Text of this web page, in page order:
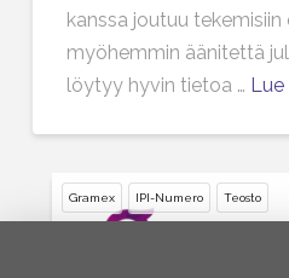
kanssa joutuu tekemisiin
myöhemmin äänitettä
löytyy hyvin tietoa … Lue
Gramex IPI-Numero Teosto